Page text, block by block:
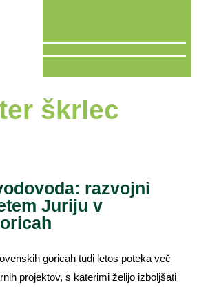
škrlec
razvojni
Juriju v
goricah tudi letos poteka več
projektov, s katerimi želijo izboljšati